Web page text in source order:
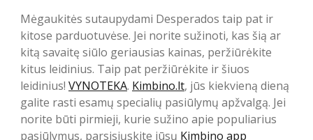
Mėgaukitės sutaupydami Desperados taip pat ir
kitose parduotuvėse. Jei norite sužinoti, kas šią ar
kitą savaitę siūlo geriausias kainas, peržiūrėkite
kitus leidinius. Taip pat peržiūrėkite ir šiuos
leidinius! VYNOTEKA. Kimbino.lt, jūs kiekvieną dieną
galite rasti esamų specialių pasiūlymų apžvalgą. Jei
norite būti pirmieji, kurie sužino apie populiarius
pasiūlymus, parsisiųskite jūsų Kimbino app